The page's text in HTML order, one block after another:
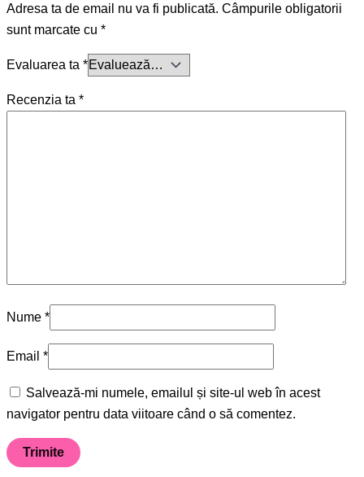
Adresa ta de email nu va fi publicată. Câmpurile obligatorii
sunt marcate cu *
Evaluarea ta *
Recenzia ta *
Nume *
Email *
Salvează-mi numele, emailul și site-ul web în acest
navigator pentru data viitoare când o să comentez.